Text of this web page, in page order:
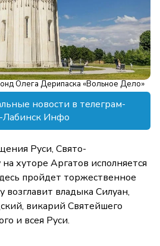
Олега Дерипаска «Вольное Дело»
новости в телеграм-
Лабинск Инфо
Руси, Свято-
хуторе Аргатов исполняется
пройдет торжественное
возглавит владыка Силуан,
викарий Святейшего
и всея Руси.